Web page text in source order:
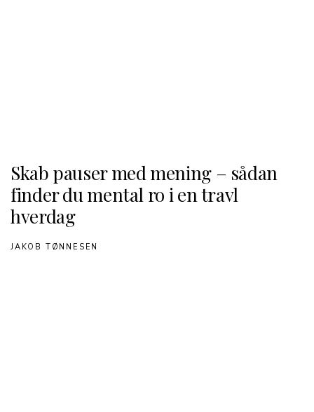
Skab pauser med mening – sådan
finder du mental ro i en travl
hverdag
JAKOB TØNNESEN